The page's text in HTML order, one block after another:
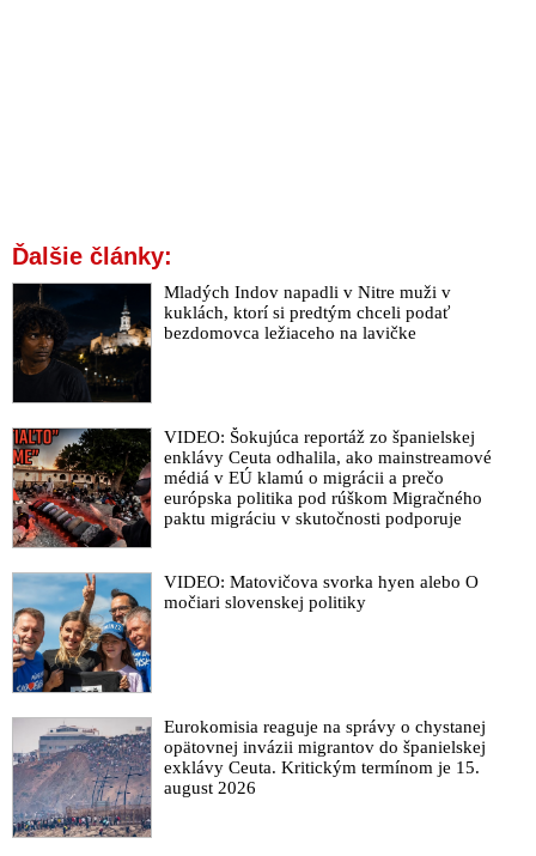
Ďalšie články:
Mladých Indov napadli v Nitre muži v
kuklách, ktorí si predtým chceli podať
bezdomovca ležiaceho na lavičke
VIDEO: Šokujúca reportáž zo španielskej
enklávy Ceuta odhalila, ako mainstreamové
médiá v EÚ klamú o migrácii a prečo
európska politika pod rúškom Migračného
paktu migráciu v skutočnosti podporuje
VIDEO: Matovičova svorka hyen alebo O
močiari slovenskej politiky
Eurokomisia reaguje na správy o chystanej
opätovnej invázii migrantov do španielskej
exklávy Ceuta. Kritickým termínom je 15.
august 2026